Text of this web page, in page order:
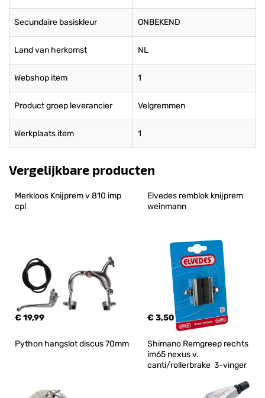
Secundaire basiskleur ONBEKEND
Land van herkomst NL
Webshop item 1
Product groep leverancier Velgremmen
Werkplaats item 1
Vergelijkbare producten
Merkloos Knijprem v 810 imp
cpl
€ 19,99
Elvedes remblok knijprem
weinmann
€ 3,50
Python hangslot discus 70mm
Shimano Remgreep rechts
im65 nexus v.
canti/rollerbrake  3-vinger